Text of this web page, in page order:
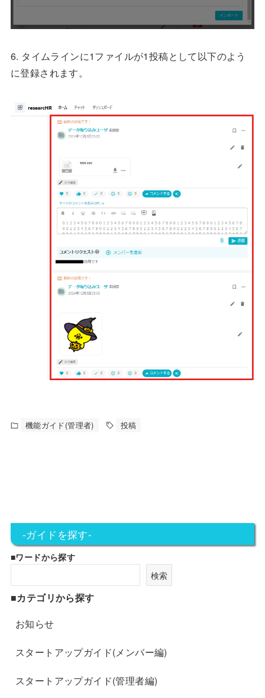
6. タイムラインに1ファイルが1投稿として以下のよう
に登録されます。
機能ガイド(管理者) 投稿
-ガイドを探す-
■ワードから探す
検索
■カテゴリから探す
お知らせ
スタートアップガイド(メンバー編)
スタートアップガイド(管理者編)